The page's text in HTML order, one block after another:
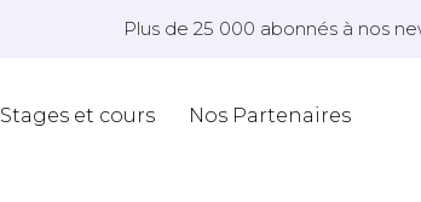
Plus de 25 000 abonnés à nos
Stages et cours Nos Partenaires